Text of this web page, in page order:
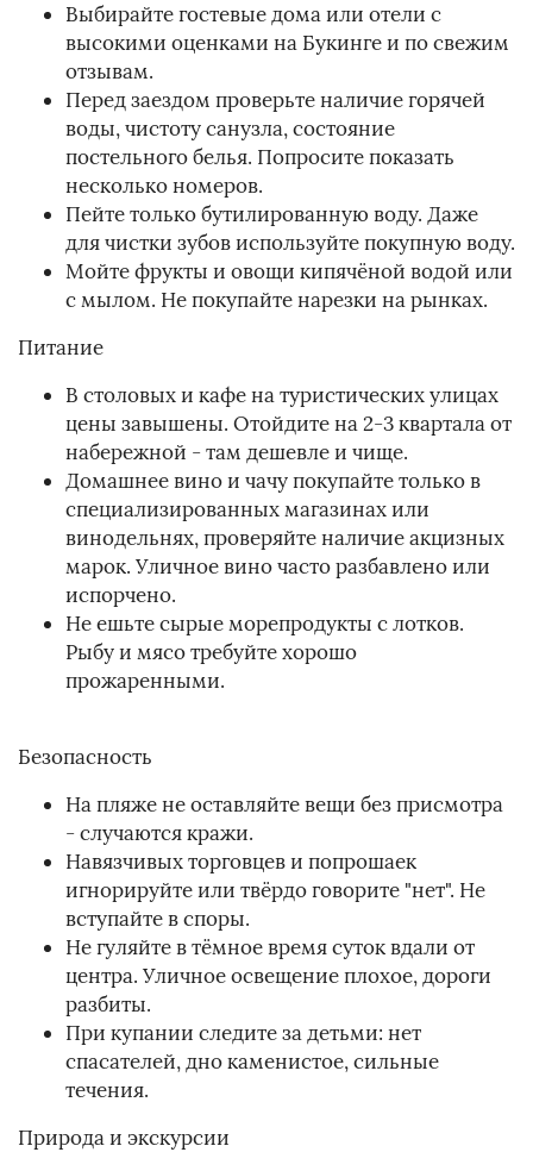
Выбирайте гостевые дома или отели с
высокими оценками на Букинге и по свежим
отзывам.
Перед заездом проверьте наличие горячей
воды, чистоту санузла, состояние
постельного белья. Попросите показать
несколько номеров.
Пейте только бутилированную воду. Даже
для чистки зубов используйте покупную воду.
Мойте фрукты и овощи кипячёной водой или
с мылом. Не покупайте нарезки на рынках.
Питание
В столовых и кафе на туристических улицах
цены завышены. Отойдите на 2-3 квартала от
набережной - там дешевле и чище.
Домашнее вино и чачу покупайте только в
специализированных магазинах или
винодельнях, проверяйте наличие акцизных
марок. Уличное вино часто разбавлено или
испорчено.
Не ешьте сырые морепродукты с лотков.
Рыбу и мясо требуйте хорошо
прожаренными.
Безопасность
На пляже не оставляйте вещи без присмотра
- случаются кражи.
Навязчивых торговцев и попрошаек
игнорируйте или твёрдо говорите "нет". Не
вступайте в споры.
Не гуляйте в тёмное время суток вдали от
центра. Уличное освещение плохое, дороги
разбиты.
При купании следите за детьми: нет
спасателей, дно каменистое, сильные
течения.
Природа и экскурсии